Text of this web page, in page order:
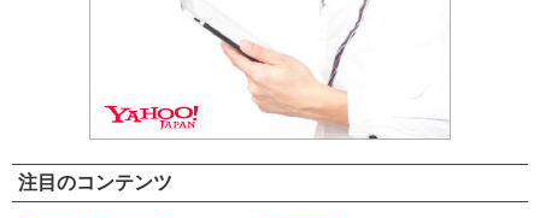
注目のコンテンツ